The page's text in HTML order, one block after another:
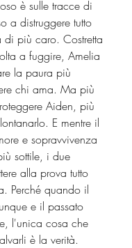
è sulle tracce di
a distruggere tutto
più caro. Costretta
a fuggire, Amelia
la paura più
chi ama. Ma più
Aiden, più
E mentre il
e sopravvivenza
sottile, i due
alla prova tutto
Perché quando il
e il passato
l'unica cosa che
è la verità.